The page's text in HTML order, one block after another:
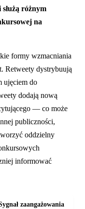
różnym
na
formy wzmacniania
Retweety dystrybuują
ujęciem do
dodają nową
— co może
publiczności,
oddzielny
informować
zaangażowania